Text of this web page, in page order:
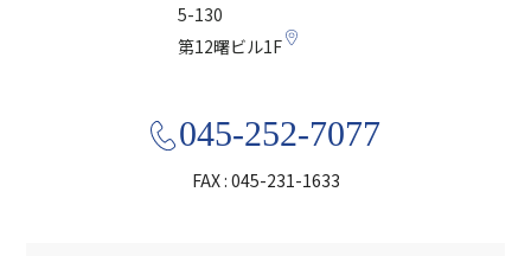
5-130
第12曙ビル1F
045-252-7077
FAX : 045-231-1633